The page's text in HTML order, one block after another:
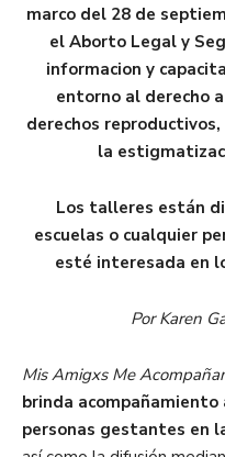
marco del 28 de
el Aborto Legal y
informacion y
entorno al derecho
derechos
la
Los talleres están
escuelas o cualquier
esté interesada en
Por Karen
Mis Amigxs Me
brinda
personas gestantes en